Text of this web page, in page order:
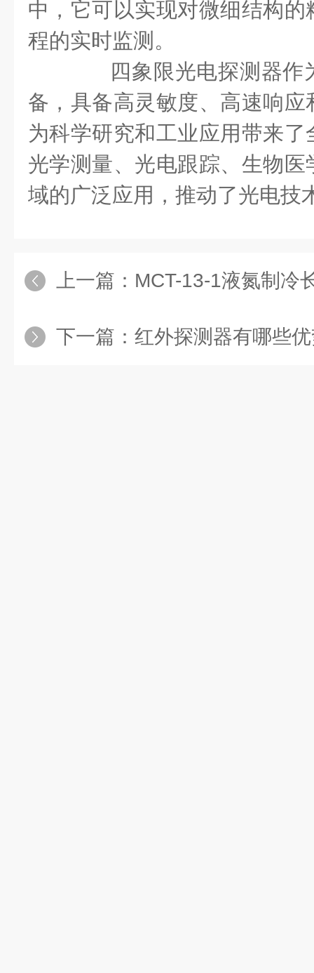
中，它可以实现对微细结构
程的实时监测。
四象限光电探测器作
备，具备高灵敏度、高速响
为科学研究和工业应用带来
光学测量、光电跟踪、生物
域的广泛应用，推动了光电技
上一篇： MCT-13-1液氮制冷长波探
下一篇： 红外探测器有哪些